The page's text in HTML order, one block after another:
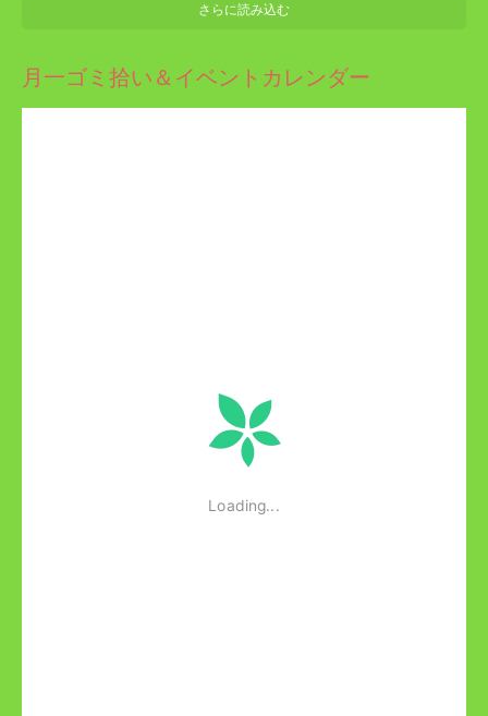
さらに読み込む
月一ゴミ拾い＆イベントカレンダー